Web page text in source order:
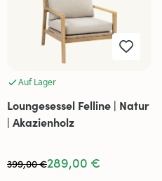
Auf Lager
Loungesessel Felline | Natur
| Akazienholz
289,00 €
399,00 €